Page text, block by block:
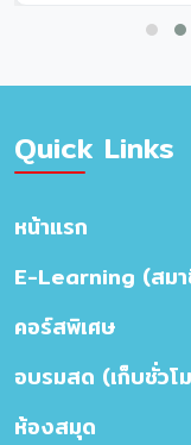
Quick Links
หน้าแรก
E-Learning (สม
คอร์สพิเศษ
อบรมสด (เก็บชั่วโ
ห้องสมุด